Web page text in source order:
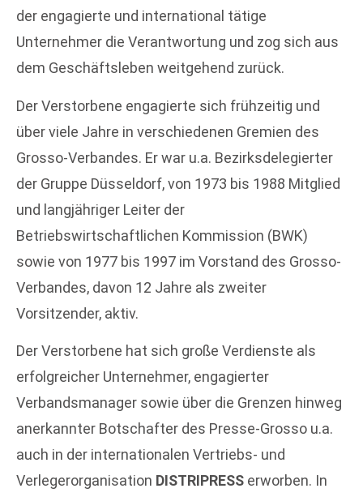
der engagierte und international tätige
Unternehmer die Verantwortung und zog sich aus
dem Geschäftsleben weitgehend zurück.
Der Verstorbene engagierte sich frühzeitig und
über viele Jahre in verschiedenen Gremien des
Grosso-Verbandes. Er war u.a. Bezirksdelegierter
der Gruppe Düsseldorf, von 1973 bis 1988 Mitglied
und langjähriger Leiter der
Betriebswirtschaftlichen Kommission (BWK)
sowie von 1977 bis 1997 im Vorstand des Grosso-
Verbandes, davon 12 Jahre als zweiter
Vorsitzender, aktiv.
Der Verstorbene hat sich große Verdienste als
erfolgreicher Unternehmer, engagierter
Verbandsmanager sowie über die Grenzen hinweg
anerkannter Botschafter des Presse-Grosso u.a.
auch in der internationalen Vertriebs- und
Verlegerorganisation DISTRIPRESS erworben. In